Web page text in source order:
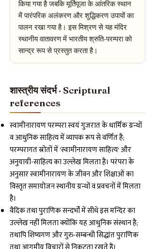
किया गया है जबकि मूर्तिपूजा के आंतरिक स्थान
में पारंपरिक अलंकरण और शुद्धिकरण उपायों का
पालन रखा गया है। इस मिश्रण से यह मंदिर
स्थानीय वातावरण में भारतीय श्रुति-परम्परा को
सान्द्र रूप से प्रस्तुत करता है।
शास्त्रीय संदर्भ · Scriptural
references
स्वामीनारायण परम्परा स्वयं गुजरात के धार्मिक ग्रन्थों
व आधुनिक साहित्य में व्यापक रूप से वर्णित है;
परम्परागत स्रोतों में 'स्वामीनारायण साहित्य' और
अनुयायी-साहित्य का उल्लेख मिलता है। परंपरा के
अनुसार स्वामीनारायण के जीवन और शिक्षाओं का
विस्तृत समायोजन स्थानीय ग्रन्थों व प्रवचनों में मिलता
है।
वैदिक तथा पुराणिक सन्दर्भों में सीधे इस मन्दिर का
उल्लेख नहीं मिलता क्योंकि यह आधुनिक संस्थान है;
तथापि शिष्यगण और गुरु-सम्बन्धी सिद्धांत पुराणिक